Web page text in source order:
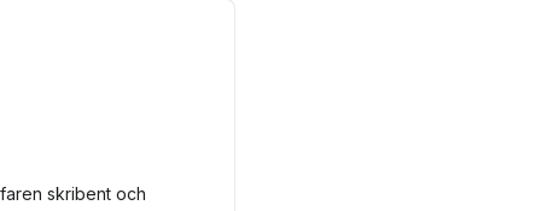
skribent och